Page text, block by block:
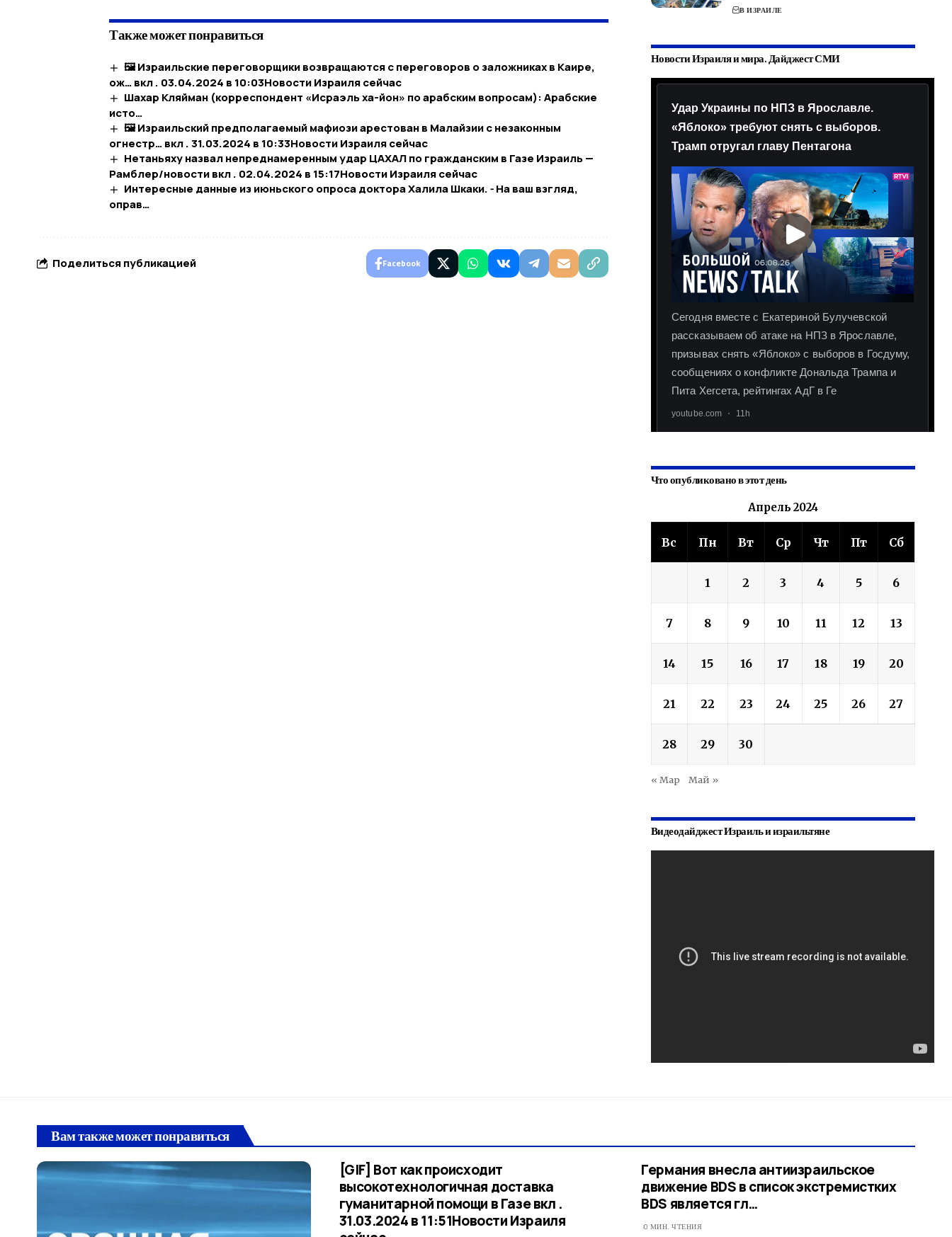
Также может понравиться
🖼 Израильские переговорщики возвращаются с переговоров о заложниках в Каире,
ож… вкл . 03.04.2024 в 10:03​Новости Израиля сейчас
Шахар Кляйман (корреспондент «Исраэль ха-йон» по арабским вопросам): Арабские
исто…
🖼 Израильский предполагаемый мафиози арестован в Малайзии с незаконным
огнестр… вкл . 31.03.2024 в 10:33​Новости Израиля сейчас
Нетаньяху назвал непреднамеренным удар ЦАХАЛ по гражданским в Газе Израиль —
Рамблер/новости вкл . 02.04.2024 в 15:17​Новости Израиля сейчас
Интересные данные из июньского опроса доктора Халила Шкаки. ⁃ На ваш взгляд,
оправ…
Поделиться публикацией Facebook
В ИЗРАИЛЕ
Новости Израиля и мира. Дайджест СМИ
Что опубликовано в этот день
Апрель 2024
Вс Пн Вт Ср Чт Пт Сб
1 2 3 4 5 6
7 8 9 10 11 12 13
14 15 16 17 18 19 20
21 22 23 24 25 26 27
28 29 30
« Мар Май »
Видеодайджест Израиль и израильтяне
Вам также может понравиться
[GIF] Вот как происходит
высокотехнологичная доставка
гуманитарной помощи в Газе вкл .
31.03.2024 в 11:51​Новости Израиля
Германия внесла антиизраильское
движение BDS в список экстремистких
BDS является гл…
0 МИН. ЧТЕНИЯ